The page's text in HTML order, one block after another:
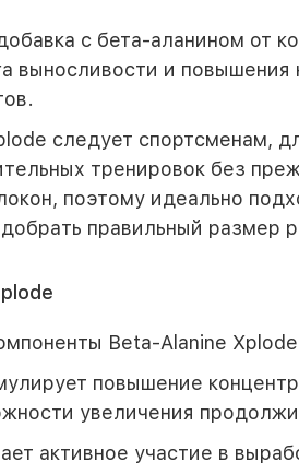
с бета-аланином от
выносливости и
следует спортсменам,
тренировок без
поэтому идеально
правильный размер
Beta-Alanine
повышение
увеличения
активное участие в